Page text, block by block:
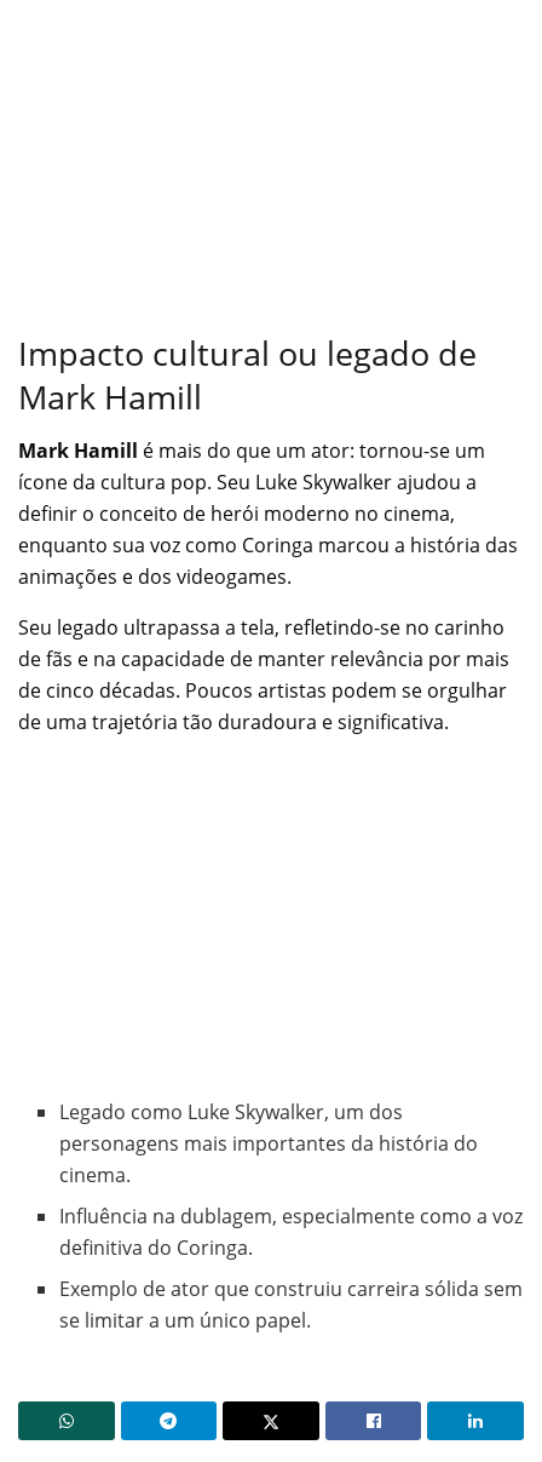
Impacto cultural ou legado de
Mark Hamill
Mark Hamill é mais do que um ator: tornou-se um
ícone da cultura pop. Seu Luke Skywalker ajudou a
definir o conceito de herói moderno no cinema,
enquanto sua voz como Coringa marcou a história das
animações e dos videogames.
Seu legado ultrapassa a tela, refletindo-se no carinho
de fãs e na capacidade de manter relevância por mais
de cinco décadas. Poucos artistas podem se orgulhar
de uma trajetória tão duradoura e significativa.
Legado como Luke Skywalker, um dos
personagens mais importantes da história do
cinema.
Influência na dublagem, especialmente como a voz
definitiva do Coringa.
Exemplo de ator que construiu carreira sólida sem
se limitar a um único papel.